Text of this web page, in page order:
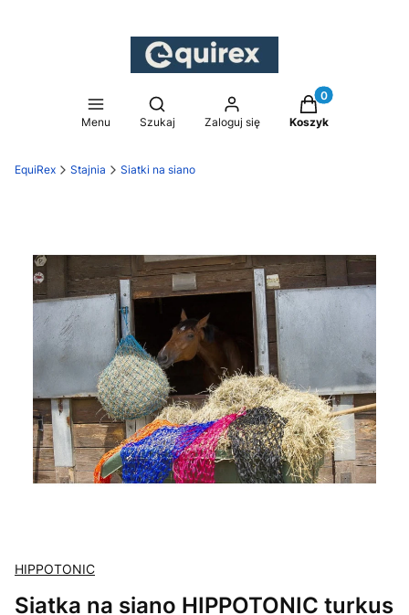
Menu
Otwórz wyszukiwarkę
Szukaj Zaloguj się
Produkty w
Koszyk
EquiRex Stajnia Siatki na siano
HIPPOTONIC
Siatka na siano HIPPOTONIC turkus